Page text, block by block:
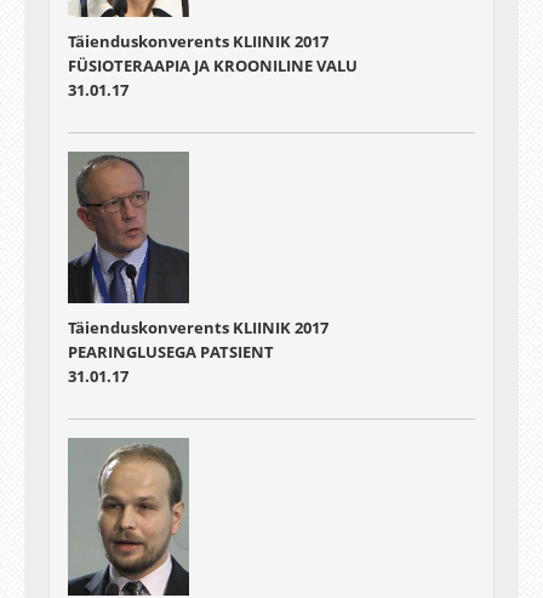
Täienduskonverents KLIINIK 2017
FÜSIOTERAAPIA JA KROONILINE VALU
31.01.17
Täienduskonverents KLIINIK 2017
PEARINGLUSEGA PATSIENT
31.01.17